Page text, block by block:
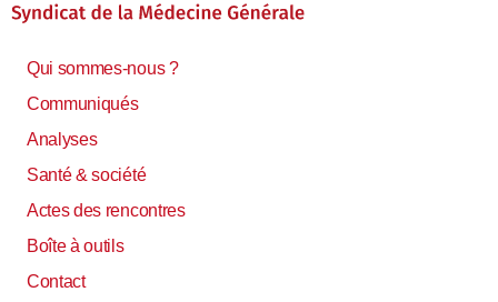
Qui sommes-nous ?
Communiqués
Analyses
Santé & société
Actes des rencontres
Boîte à outils
Contact